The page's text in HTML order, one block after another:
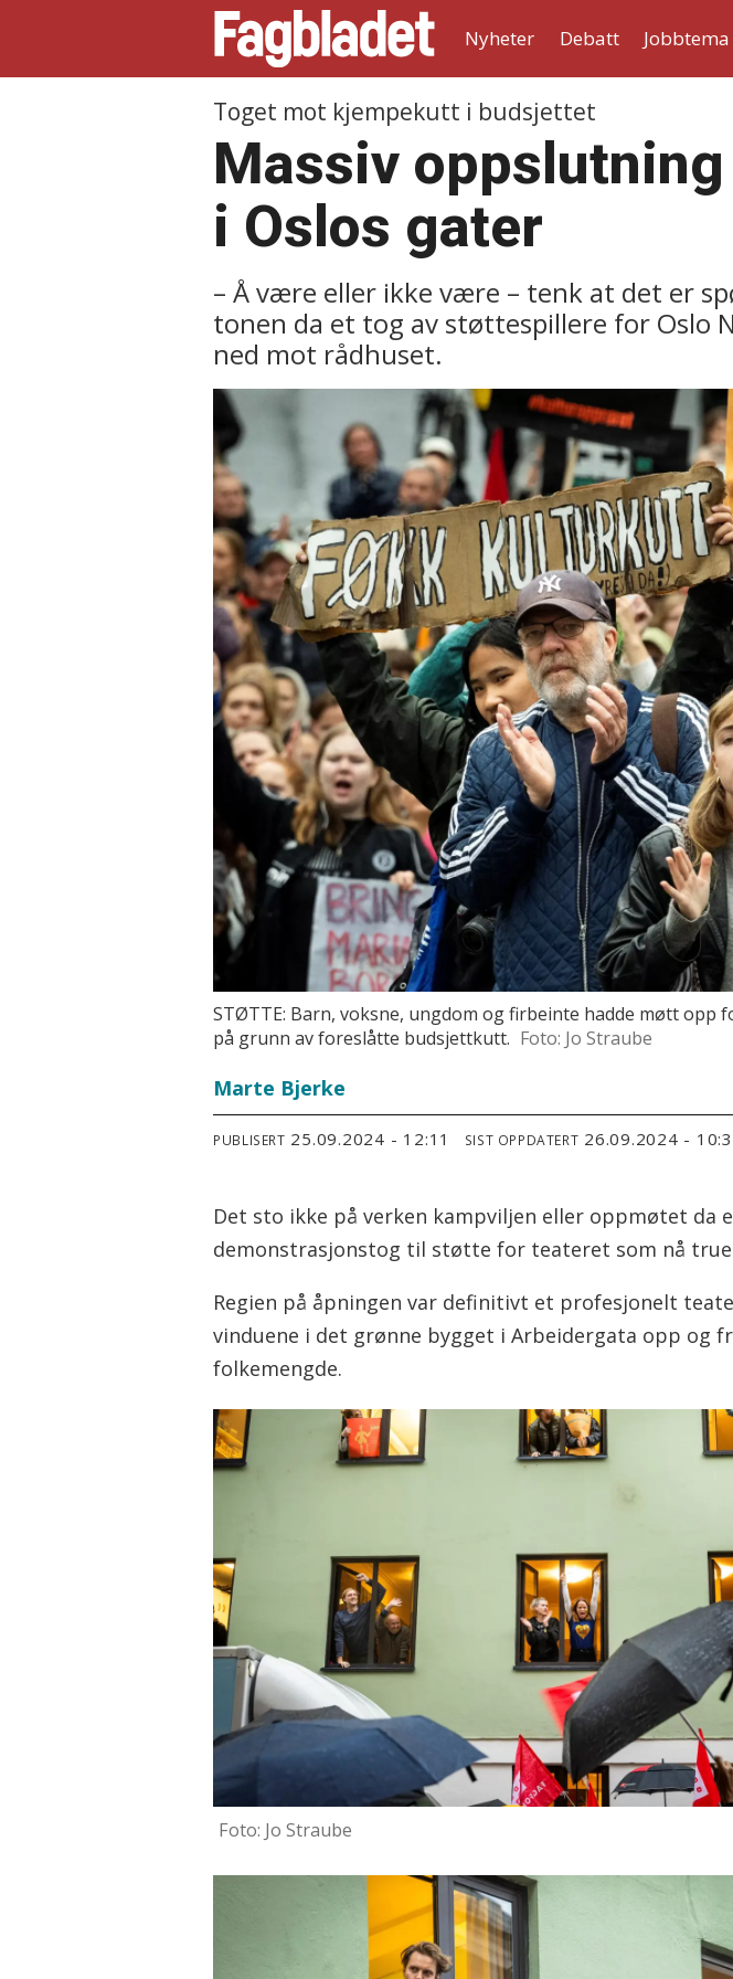
Nyheter Debatt Jobbtema
Toget mot kjempekutt i budsjettet
Massiv
i Oslos gater
– Å være eller ikke være – tenk at det er
tonen da et tog av støttespillere for Oslo
ned mot rådhuset.
STØTTE: Barn, voksne, ungdom og firbeinte hadde møtt opp
på grunn av foreslåtte budsjettkutt. Foto: Jo Straube
Marte Bjerke
PUBLISERT 25.09.2024 - 12:11 SIST OPPDATERT 26.09.2024 -
Det sto ikke på verken kampviljen eller oppmøtet da
demonstrasjonstog til støtte for teateret som nå
Regien på åpningen var definitivt et profesjonelt
vinduene i det grønne bygget i Arbeidergata opp og
folkemengde.
Foto: Jo Straube